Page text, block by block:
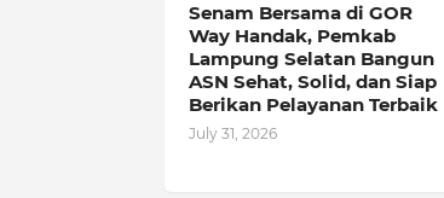
Senam Bersama di GOR
Way Handak, Pemkab
Lampung Selatan Bangun
ASN Sehat, Solid, dan Siap
Berikan Pelayanan Terbaik
July 31, 2026